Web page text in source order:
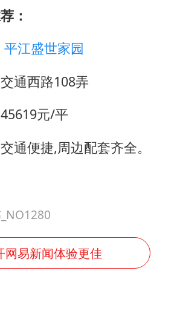
：
平江盛世家园
通西路108弄
元/平
通便捷,周边配套齐全。
网易新闻体验更佳